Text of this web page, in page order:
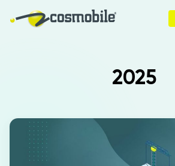
Solutions
News
2025